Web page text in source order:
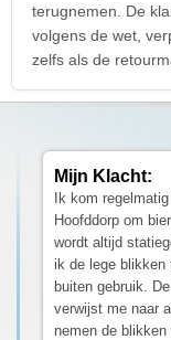
terugnemen. De
volgens de wet,
zelfs als de
Mijn Klacht:
Ik kom
Hoofddorp om
wordt altijd
ik de lege blikken
buiten gebruik.
verwijst me naar
nemen de